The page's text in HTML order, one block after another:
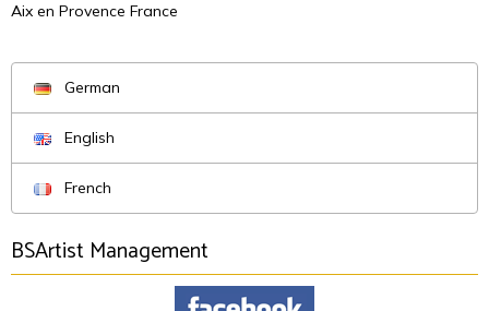
Aix en Provence France
German
English
French
BSArtist Management